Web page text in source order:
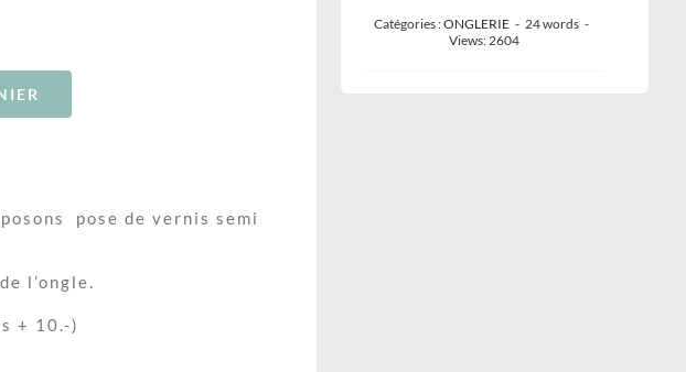
pose de vernis semi
l’ongle.
+ 10.-)
Catégories :ONGLERIE - 24 words -
Views: 2604